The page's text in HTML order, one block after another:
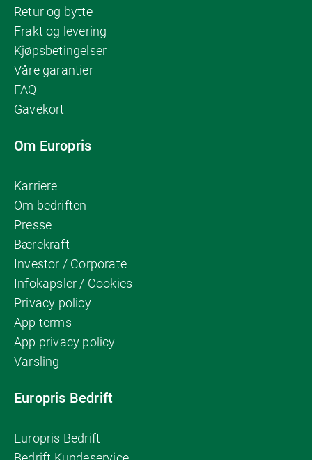
Retur og bytte
Frakt og levering
Kjøpsbetingelser
Våre garantier
FAQ
Gavekort
Om Europris
Karriere
Om bedriften
Presse
Bærekraft
Investor / Corporate
Infokapsler / Cookies
Privacy policy
App terms
App privacy policy
Varsling
Europris Bedrift
Europris Bedrift